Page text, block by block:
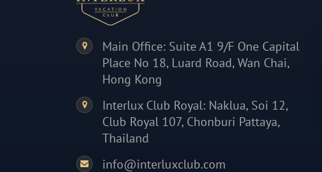
Main Office: Suite A1 9/F One Capital
Place No 18, Luard Road, Wan Chai,
Hong Kong
Interlux Club Royal: Naklua, Soi 12,
Club Royal 107, Chonburi Pattaya,
Thailand
info@interluxclub.com